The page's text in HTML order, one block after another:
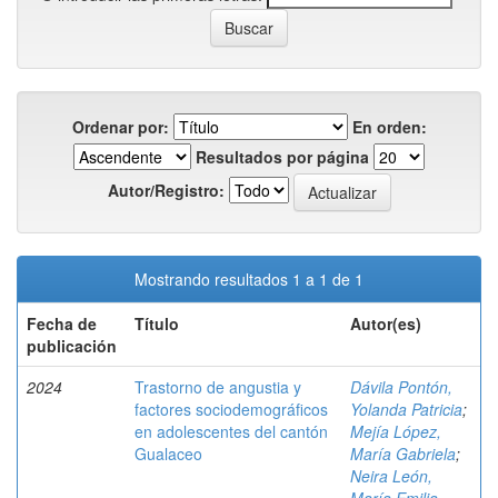
Ordenar por:
En orden:
Resultados por página
Autor/Registro:
Mostrando resultados 1 a 1 de 1
Fecha de
publicación
Título Autor(es)
2024
Trastorno de angustia y
factores sociodemográficos
en adolescentes del cantón
Gualaceo
Dávila Pontón,
Yolanda Patricia;
Mejía López,
María Gabriela;
Neira León,